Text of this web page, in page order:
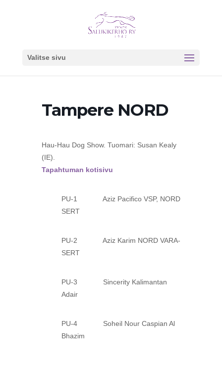
Valitse sivu
Tampere NORD
Hau-Hau Dog Show. Tuomari: Susan Kealy
(IE).
Tapahtuman kotisivu
PU-1 Aziz Pacifico VSP, NORD
SERT
PU-2 Aziz Karim NORD VARA-
SERT
PU-3 Sincerity Kalimantan
Adair
PU-4 Soheil Nour Caspian Al
Bhazim